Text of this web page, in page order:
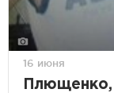
16 июня
Плющенко,